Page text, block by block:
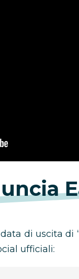
di uscita di
ufficiali: